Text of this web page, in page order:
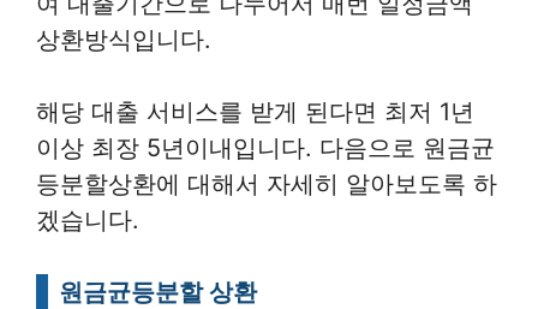
상환방식입니다.
해당 대출 서비스를 받게 된다면 최저 1년
이상 최장 5년이내입니다. 다음으로 원금균
등분할상환에 대해서 자세히 알아보도록 하
겠습니다.
원금균등분할 상환